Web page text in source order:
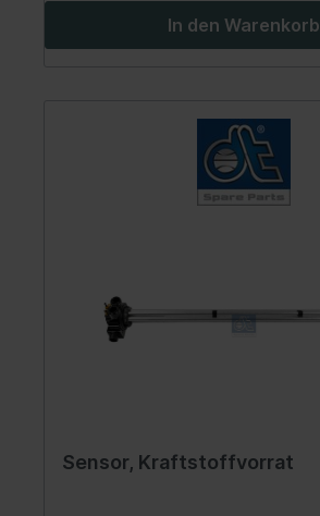
In den Warenkorb
Sensor, Kraftstoffvorrat